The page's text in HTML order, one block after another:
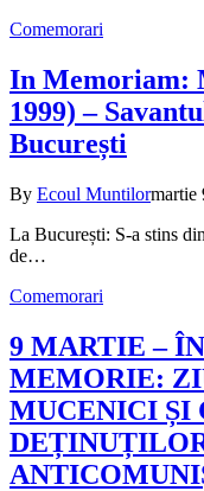
Comemorari
In Memoriam:
1999) –
București
By Ecoul Muntilormartie
La București: S-a stins
de…
Comemorari
9 MARTIE –
MEMORIE:
MUCENICI ȘI